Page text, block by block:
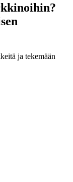
ja tekemään